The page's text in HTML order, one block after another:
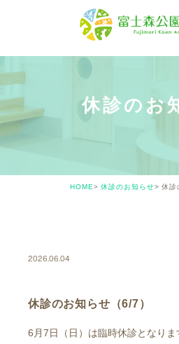
休診のお
HOME 休診のお知らせ 休診
2026.06.04
休診のお知らせ（6/7）
6月7日（日）は臨時休診となりま